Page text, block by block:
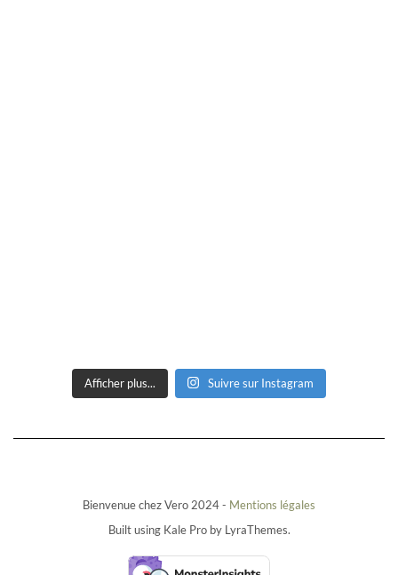
Afficher plus... Suivre sur Instagram
Bienvenue chez Vero 2024 - Mentions légales
Built using Kale Proby LyraThemes.